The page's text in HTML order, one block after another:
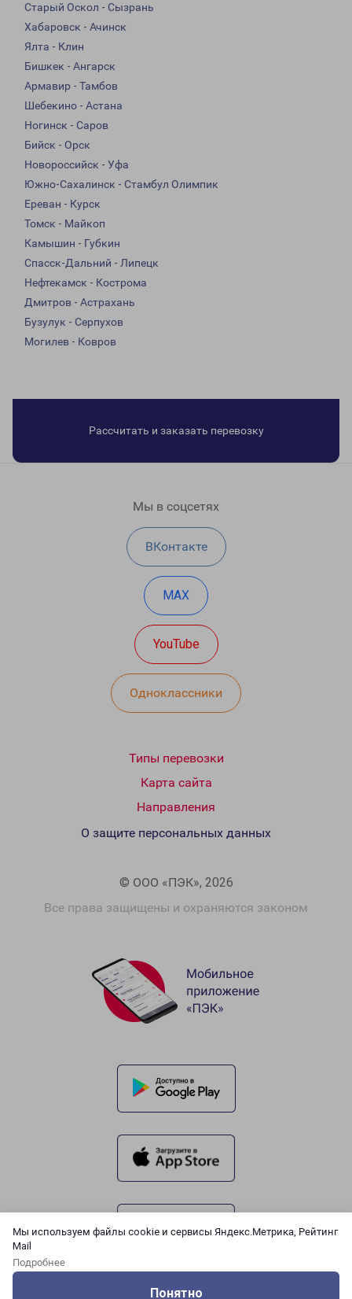
Мы используем файлы cookie и сервисы Яндекс.Метрика, Рейтинг
Mail
Подробнее
Понятно
Старый Оскол - Сызрань
Хабаровск - Ачинск
Ялта - Клин
Бишкек - Ангарск
Армавир - Тамбов
Шебекино - Астана
Ногинск - Саров
Бийск - Орск
Новороссийск - Уфа
Южно-Сахалинск - Стамбул Олимпик
Ереван - Курск
Томск - Майкоп
Камышин - Губкин
Спасск-Дальний - Липецк
Нефтекамск - Кострома
Дмитров - Астрахань
Бузулук - Серпухов
Могилев - Ковров
Рассчитать и заказать перевозку
Мы в соцсетях
ВКонтакте
MAX
YouTube
Одноклассники
Типы перевозки
Карта сайта
Направления
© ООО «ПЭК», 2026
Все права защищены и охраняются законом
О защите персональных данных